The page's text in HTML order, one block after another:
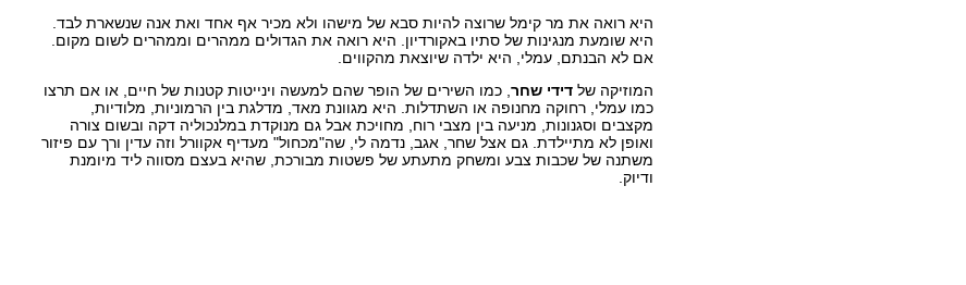
היא רואה את מר קימל שרוצה להיות סבא של מישהו ולא מכיר אף אחד ואת אנה שנשארת לבד.
היא שומעת מנגינות של סתיו באקורדיון. היא רואה את הגדולים ממהרים וממהרים לשום מקום.
אם לא הבנתם, עמלי, היא ילדה שיוצאת מהקווים.
המוזיקה של דידי שחר , כמו השירים של הופר שהם למעשה וינייטות קטנות של חיים, או אם תרצו
כמו עמלי, רחוקה מחנופה או השתדלות. היא מגוונת מאד, מדלגת בין הרמוניות, מלודיות,
מקצבים וסגנונות, מניעה בין מצבי רוח, מחויכת אבל גם מנוקדת במלנכוליה דקה ובשום צורה
ואופן לא מתיילדת. גם אצל שחר, אגב, נדמה לי, שה"מכחול" מעדיף אקוורל וזה עדין ורך עם פיזור
משתנה של שכבות צבע ומשחק מתעתע של פשטות מבורכת, שהיא בעצם מסווה ליד מיומנת
ודיוק.